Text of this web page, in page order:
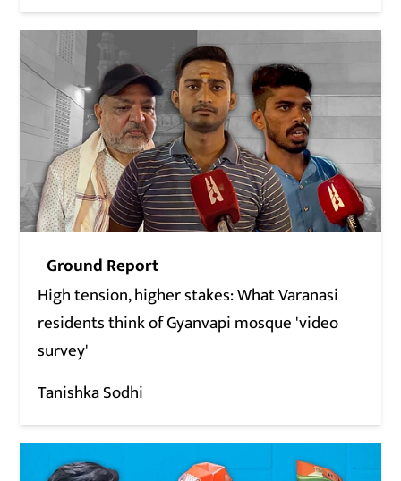
Ground Report
High tension, higher stakes: What Varanasi
residents think of Gyanvapi mosque 'video
survey'
Tanishka Sodhi